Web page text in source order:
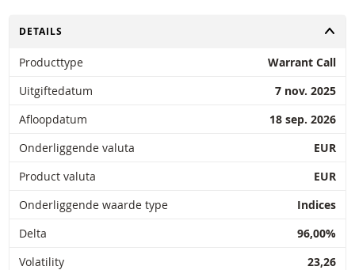
TOGGLE
DETAILS
Producttype
Warrant Call
Uitgiftedatum
7 nov. 2025
Afloopdatum
18 sep. 2026
Onderliggende valuta
EUR
Product valuta
EUR
Onderliggende waarde type
Indices
Delta
96,00%
Volatility
23,26